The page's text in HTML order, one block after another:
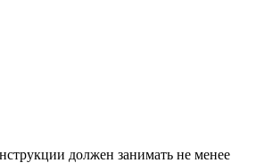
должен занимать не менее